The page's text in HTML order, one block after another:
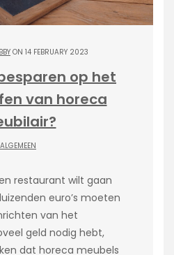
ON 14 FEBRUARY 2023
op het
van horeca
ALGEMEEN
restaurant wilt gaan
euro’s moeten
van het
geld nodig hebt,
dat horeca meubels